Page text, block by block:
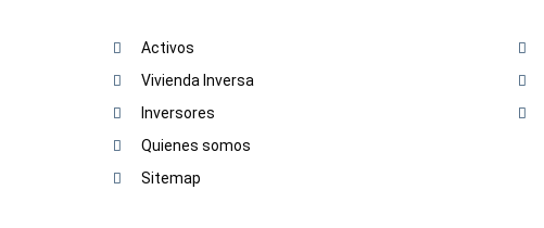
Activos
Vivienda Inversa
Inversores
Quienes somos
Sitemap